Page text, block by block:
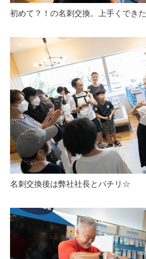
初めて？！の名刺交換。上手くでき
名刺交換後は弊社社長とパチリ☆